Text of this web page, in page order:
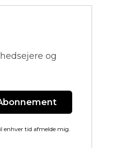
og
enhver tid afmelde mig.